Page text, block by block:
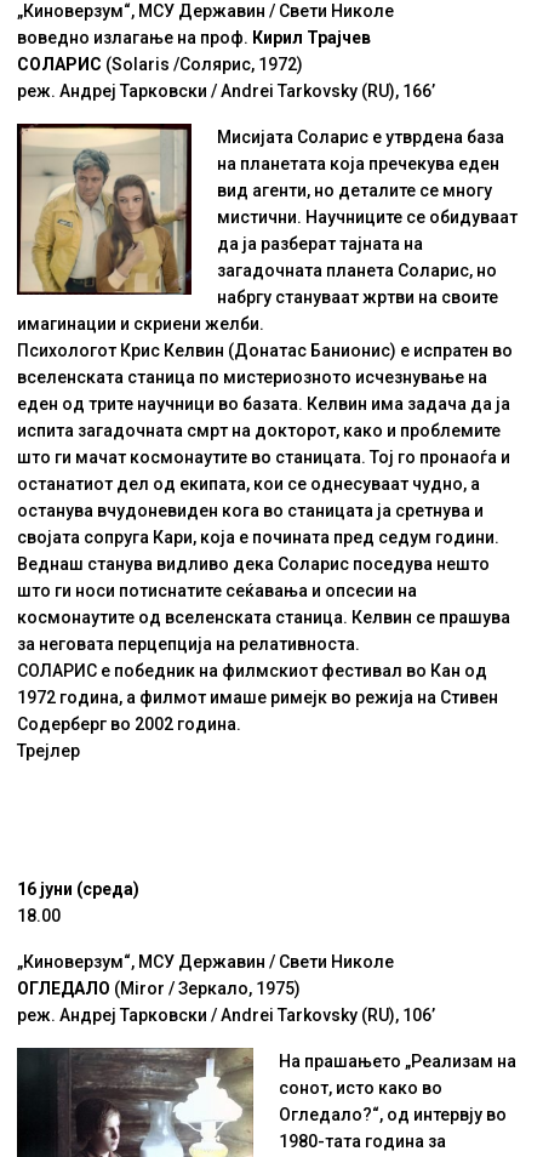
„Киноверзум“, МСУ Державин / Свети Николе
воведно излагање на проф. Кирил Трајчев
СОЛАРИС (Solaris /Солярис, 1972)
реж. Андреј Тарковски / Andrei Tarkovsky (RU), 166’
Мисијата Соларис е утврдена база
на планетата која пречекува еден
вид агенти, но деталите се многу
мистични. Научниците се обидуваат
да ја разберат тајната на
загадочната планета Соларис, но
набргу стануваат жртви на своите
имагинации и скриени желби.
Психологот Крис Келвин (Донатас Банионис) е испратен во
вселенската станица по мистериозното исчезнување на
еден од трите научници во базата. Келвин има задача да ја
испита загадочната смрт на докторот, како и проблемите
што ги мачат космонаутите во станицата. Тој го пронаоѓа и
останатиот дел од екипата, кои се однесуваат чудно, а
останува вчудоневиден кога во станицата ја сретнува и
својата сопруга Кари, која е почината пред седум години.
Веднаш станува видливо дека Соларис поседува нешто
што ги носи потиснатите сеќавања и опсесии на
космонаутите од вселенската станица. Келвин се прашува
за неговата перцепција на релативноста.
СОЛАРИС е победник на филмскиот фестивал во Кан од
1972 година, а филмот имаше римејк во режија на Стивен
Содерберг во 2002 година.
Трејлер
16 јуни (среда)
18.00
„Киноверзум“, МСУ Державин / Свети Николе
ОГЛЕДАЛО (Miror / Зеркало, 1975)
реж. Андреј Тарковски / Andrei Tarkovsky (RU), 106’
На прашањето „Реализам на
сонот, исто како во
Огледало?“, од интервју во
1980-тата година за